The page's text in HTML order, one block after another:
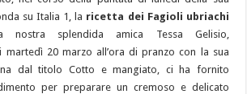
su Italia 1, la ricetta dei Fagioli ubriachi
nostra splendida amica Tessa Gelisio,
martedì 20 marzo all’ora di pranzo con la sua
dal titolo Cotto e mangiato, ci ha fornito
per preparare un cremoso e delicato